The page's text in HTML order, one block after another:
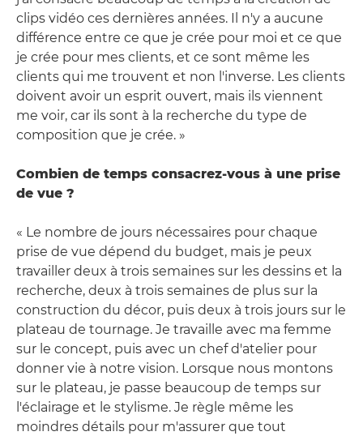
clips vidéo ces dernières années. Il n'y a aucune
différence entre ce que je crée pour moi et ce que
je crée pour mes clients, et ce sont même les
clients qui me trouvent et non l'inverse. Les clients
doivent avoir un esprit ouvert, mais ils viennent
me voir, car ils sont à la recherche du type de
composition que je crée. »
Combien de temps consacrez-vous à une prise
de vue ?
« Le nombre de jours nécessaires pour chaque
prise de vue dépend du budget, mais je peux
travailler deux à trois semaines sur les dessins et la
recherche, deux à trois semaines de plus sur la
construction du décor, puis deux à trois jours sur le
plateau de tournage. Je travaille avec ma femme
sur le concept, puis avec un chef d'atelier pour
donner vie à notre vision. Lorsque nous montons
sur le plateau, je passe beaucoup de temps sur
l'éclairage et le stylisme. Je règle même les
moindres détails pour m'assurer que tout